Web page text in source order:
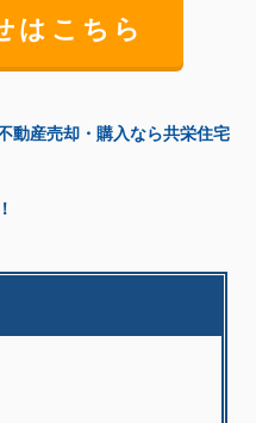
はこちら
動産売却・購入なら共栄住宅